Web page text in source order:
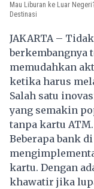
Mau Liburan ke Luar
Destinasi
JAKARTA –
memudahkan
ketika harus
Salah satu
yang semakin
tanpa kartu ATM.
Beberapa bank
kartu. Dengan
khawatir jika